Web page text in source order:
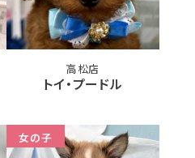
高松店
トイ・プードル
女の子